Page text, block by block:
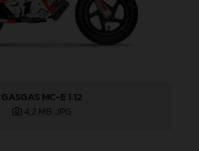
GASGAS MC-E 1.12
4,2 MB .JPG